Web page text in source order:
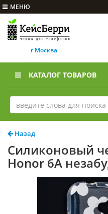
МЕНЮ
г Москва
КАТАЛОГ ТОВАРОВ
Назад
Силиконовый
Honor 6A